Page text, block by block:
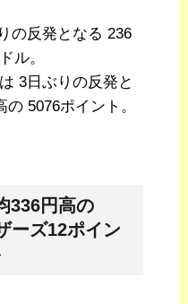
の反発となる 236
ル。
3日ぶりの反発と
5076ポイント。
336円高の
ーズ12ポイン